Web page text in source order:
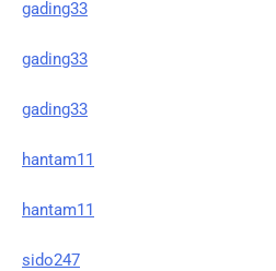
gading33
gading33
gading33
hantam11
hantam11
sido247